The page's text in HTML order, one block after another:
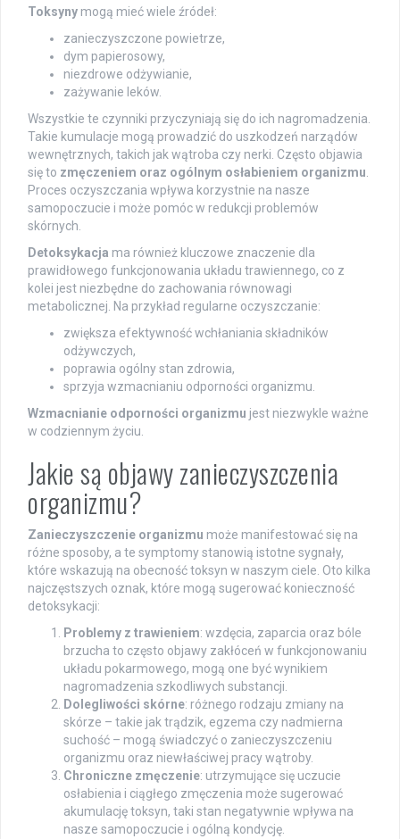
Toksyny mogą mieć wiele źródeł:
zanieczyszczone powietrze,
dym papierosowy,
niezdrowe odżywianie,
zażywanie leków.
Wszystkie te czynniki przyczyniają się do ich nagromadzenia.
Takie kumulacje mogą prowadzić do uszkodzeń narządów
wewnętrznych, takich jak wątroba czy nerki. Często objawia
się to zmęczeniem oraz ogólnym osłabieniem organizmu.
Proces oczyszczania wpływa korzystnie na nasze
samopoczucie i może pomóc w redukcji problemów
skórnych.
Detoksykacja ma również kluczowe znaczenie dla
prawidłowego funkcjonowania układu trawiennego, co z
kolei jest niezbędne do zachowania równowagi
metabolicznej. Na przykład regularne oczyszczanie:
zwiększa efektywność wchłaniania składników
odżywczych,
poprawia ogólny stan zdrowia,
sprzyja wzmacnianiu odporności organizmu.
Wzmacnianie odporności organizmu jest niezwykle ważne
w codziennym życiu.
Jakie są objawy zanieczyszczenia
organizmu?
Zanieczyszczenie organizmu może manifestować się na
różne sposoby, a te symptomy stanowią istotne sygnały,
które wskazują na obecność toksyn w naszym ciele. Oto kilka
najczęstszych oznak, które mogą sugerować konieczność
detoksykacji:
Problemy z trawieniem: wzdęcia, zaparcia oraz bóle
brzucha to często objawy zakłóceń w funkcjonowaniu
układu pokarmowego, mogą one być wynikiem
nagromadzenia szkodliwych substancji.
Dolegliwości skórne: różnego rodzaju zmiany na
skórze – takie jak trądzik, egzema czy nadmierna
suchość – mogą świadczyć o zanieczyszczeniu
organizmu oraz niewłaściwej pracy wątroby.
Chroniczne zmęczenie: utrzymujące się uczucie
osłabienia i ciągłego zmęczenia może sugerować
akumulację toksyn, taki stan negatywnie wpływa na
nasze samopoczucie i ogólną kondycję.